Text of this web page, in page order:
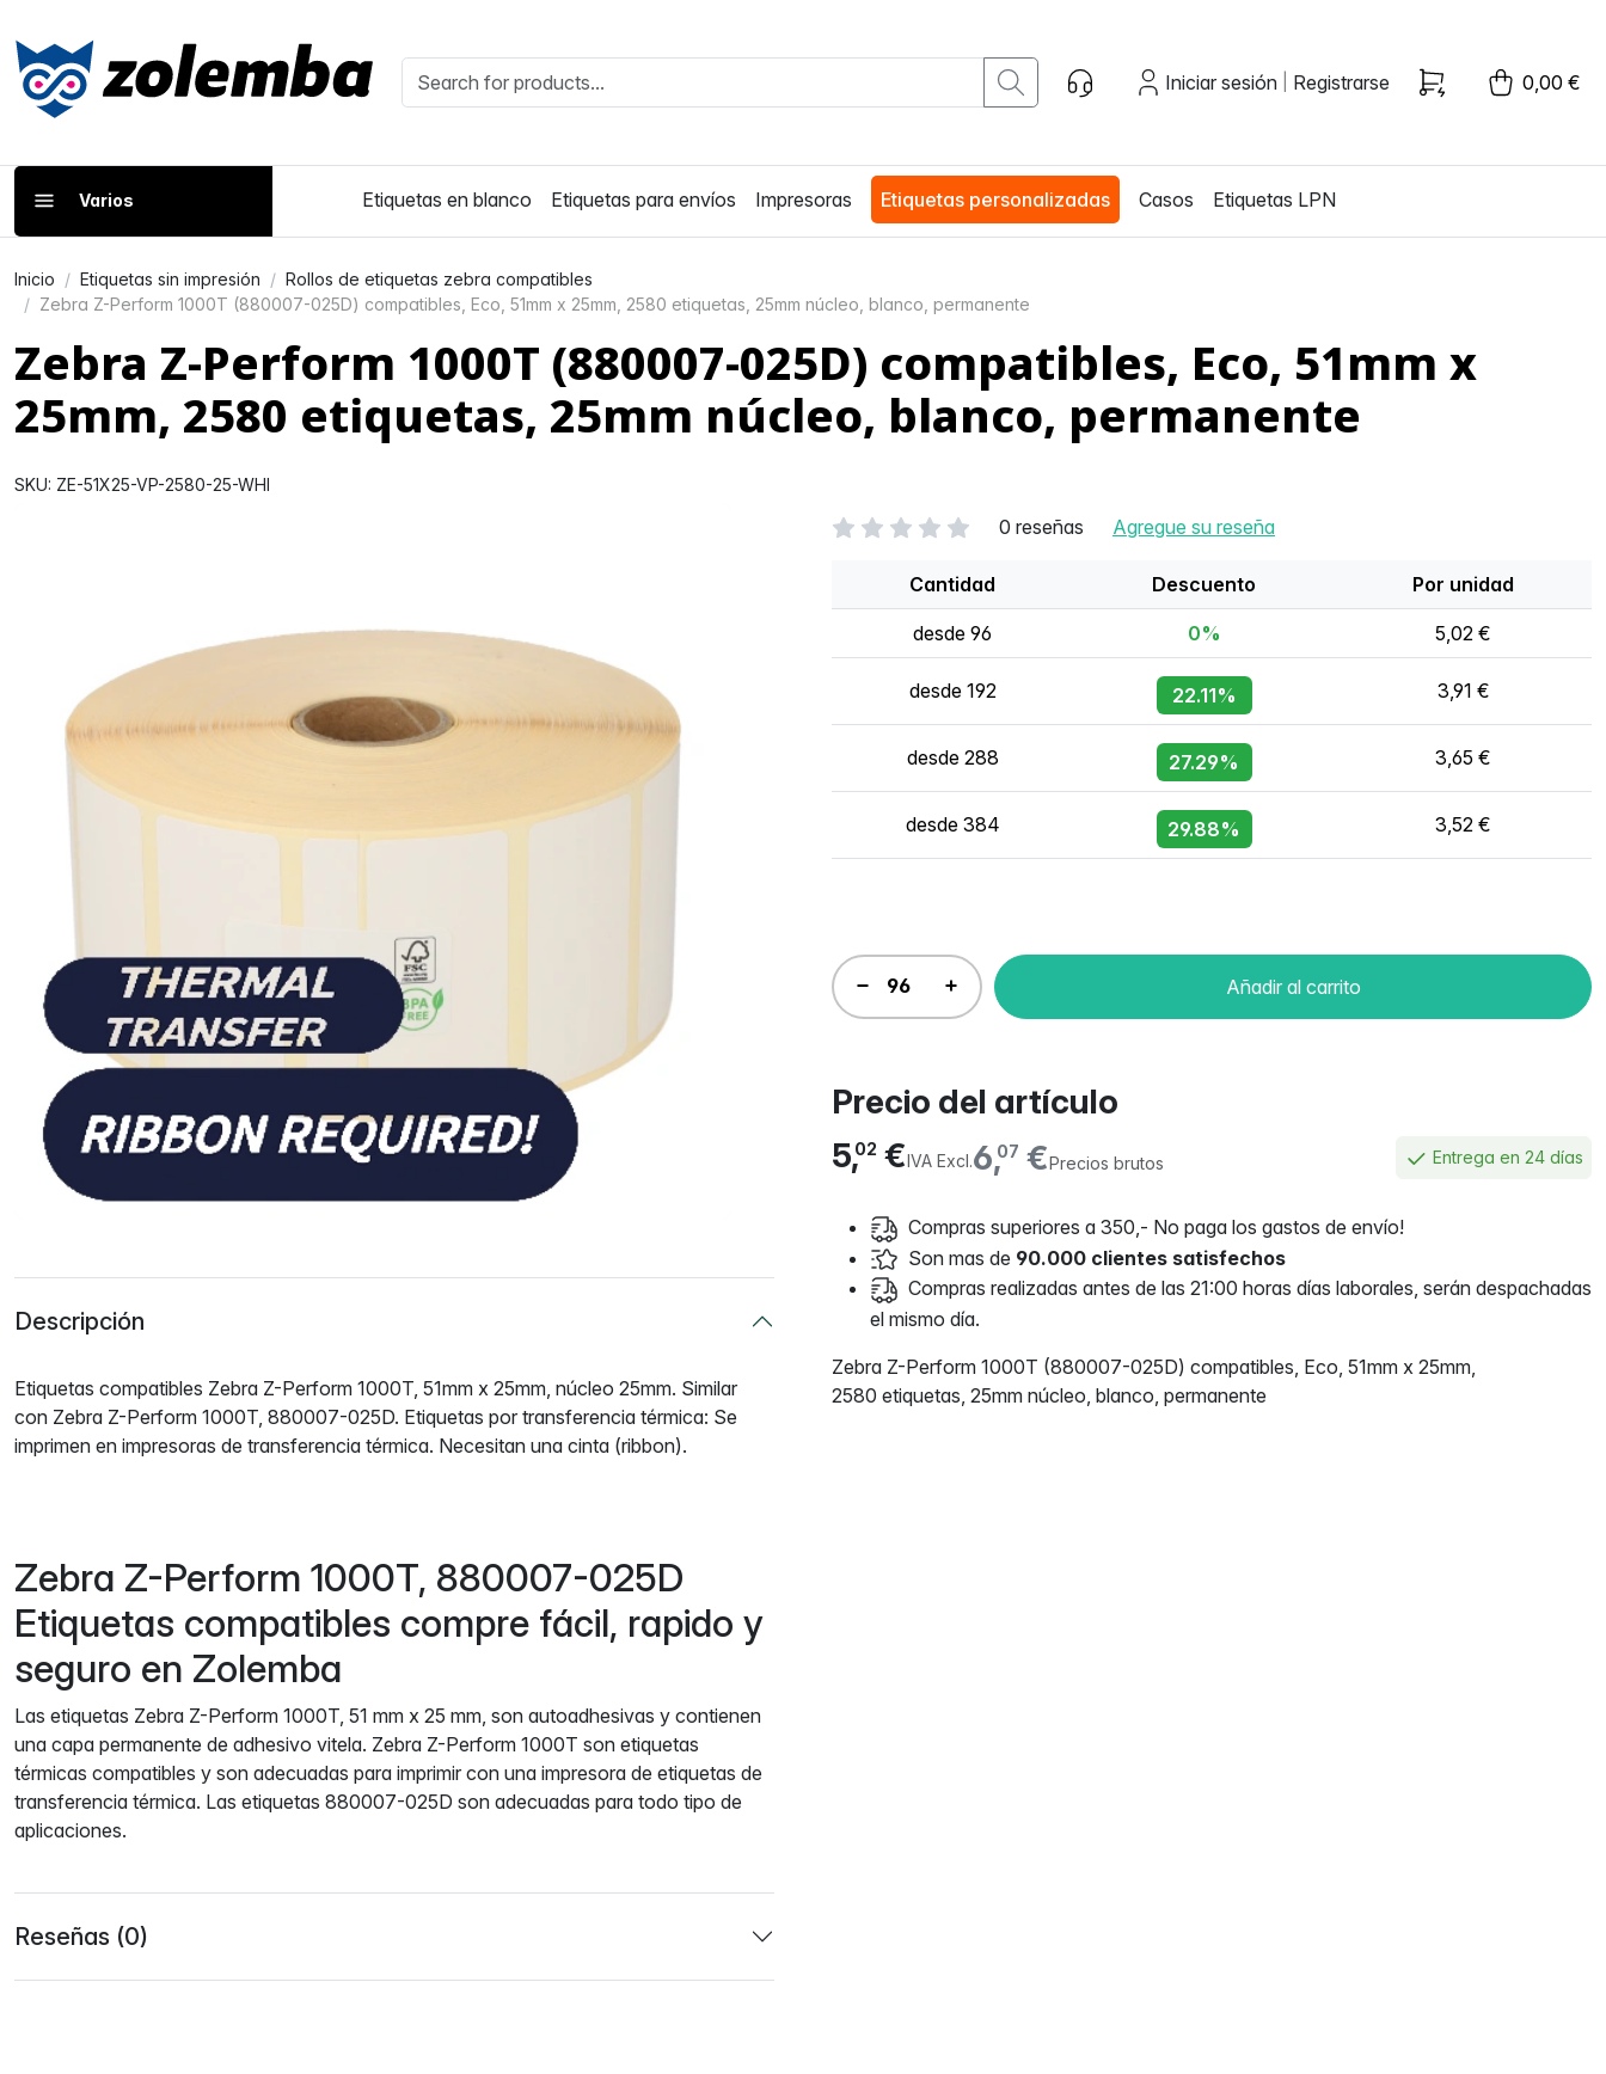
Iniciar sesión Registrarse 0,00 €
Varios Etiquetas en blanco Etiquetas para envíos Impresoras Etiquetas personalizadas Casos Etiquetas LPN
Inicio Etiquetas sin impresión
Rollos de etiquetas zebra compatibles
Zebra Z-Perform 1000T (880007-025D) compatibles, Eco, 51mm x 25mm, 2580 etiquetas, 25mm núcleo, blanco, permanente
Zebra Z-Perform 1000T (880007-025D) compatibles, Eco, 51mm x
25mm, 2580 etiquetas, 25mm núcleo, blanco, permanente
SKU: ZE-51X25-VP-2580-25-WHI
0 reseñas Agregue su reseña
Cantidad Descuento Por unidad
desde 96 0% 5,02 €
desde 192 22.11% 3,91 €
desde 288 27.29% 3,65 €
desde 384 29.88% 3,52 €
Añadir al carrito
Precio del artículo
6,07 €Precios brutos
5,02 €IVA Excl. Entrega en 24 días
Compras superiores a 350,- No paga los gastos de envío!
Son mas de 90.000 clientes satisfechos
Compras realizadas antes de las 21:00 horas días laborales, serán despachadas
el mismo día.
Zebra Z-Perform 1000T (880007-025D) compatibles, Eco, 51mm x 25mm,
2580 etiquetas, 25mm núcleo, blanco, permanente
Descripción
Etiquetas compatibles Zebra Z-Perform 1000T, 51mm x 25mm, núcleo 25mm. Similar
con Zebra Z-Perform 1000T, 880007-025D. Etiquetas por transferencia térmica: Se
imprimen en impresoras de transferencia térmica. Necesitan una cinta (ribbon).
Zebra Z-Perform 1000T, 880007-025D
Etiquetas compatibles compre fácil, rapido y
seguro en Zolemba
Las etiquetas Zebra Z-Perform 1000T, 51 mm x 25 mm, son autoadhesivas y contienen
una capa permanente de adhesivo vitela. Zebra Z-Perform 1000T son etiquetas
térmicas compatibles y son adecuadas para imprimir con una impresora de etiquetas de
transferencia térmica. Las etiquetas 880007-025D son adecuadas para todo tipo de
aplicaciones.
Reseñas (0)